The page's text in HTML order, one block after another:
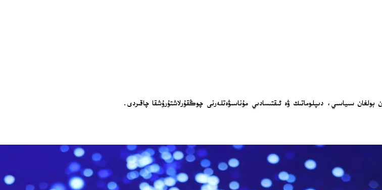
سىياسىي، دىپلوماتىك ۋە ئىقتىسادىي مۇناسىۋەتلەرنى چوڭقۇرلاشتۇرۇشقا چاقىردى.